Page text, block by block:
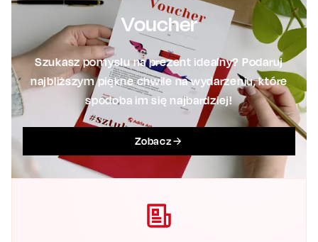
Voucher
Szukasz pomysłu na prezent idealny? Podaruj
najbliższym piękne chwile na wydarzeniu, które
spodoba im się najbardziej!
Zobacz